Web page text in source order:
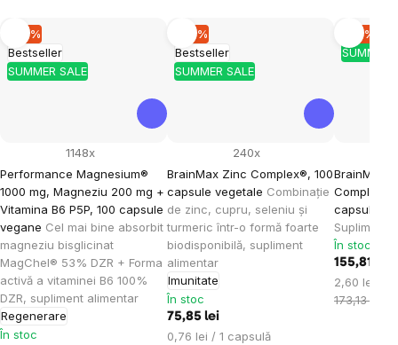
Bestseller
SUMMER SALE
–10 %
Performance Magnesium®
1000 mg, Magneziu 200 mg +
Vitamina B6 P5P, 100 capsule
vegane Cel mai bine absorbit
magneziu bisglicinat
MagChel® 53% DZR + Forma
activă a vitaminei B6 100%
DZR, supliment alimentar
Regenerare
1148x
În stoc
Bestseller
SUMMER SALE
–10 %
BrainMax Zinc Complex®, 100
capsule vegetale Combinație
de zinc, cupru, seleniu și
turmeric într-o formă foarte
biodisponibilă, supliment
alimentar
Imunitate
240x
În stoc
75,85 lei
Evaluare
0,76 lei / 1 capsulă
SUMMER
–10 %
BrainMax
capsule
Supliment
În stoc
155,81 lei
Evaluare
preţ:
2,60 lei / 1
173,13 lei